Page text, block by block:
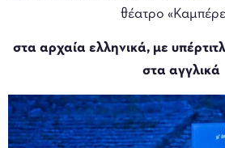
θέατρο
στα αρχαία ελληνικά, με
στα αγγλικά